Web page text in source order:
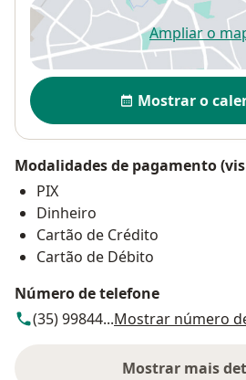
Ampliar oabre
Disponibilidade
Mostrar o
Modalidades de pagamento
PIX
Dinheiro
Cartão de Crédito
Cartão de Débito
Número de telefone
(35) 99844...Mostrar número
Mostrar mais